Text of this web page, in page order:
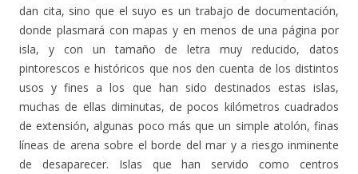
dan cita, sino que el suyo es un trabajo de documentación,
donde plasmará con mapas y en menos de una página por
isla, y con un tamaño de letra muy reducido, datos
pintorescos e históricos que nos den cuenta de los distintos
usos y fines a los que han sido destinados estas islas,
muchas de ellas diminutas, de pocos kilómetros cuadrados
de extensión, algunas poco más que un simple atolón, finas
líneas de arena sobre el borde del mar y a riesgo inminente
de desaparecer. Islas que han servido como centros